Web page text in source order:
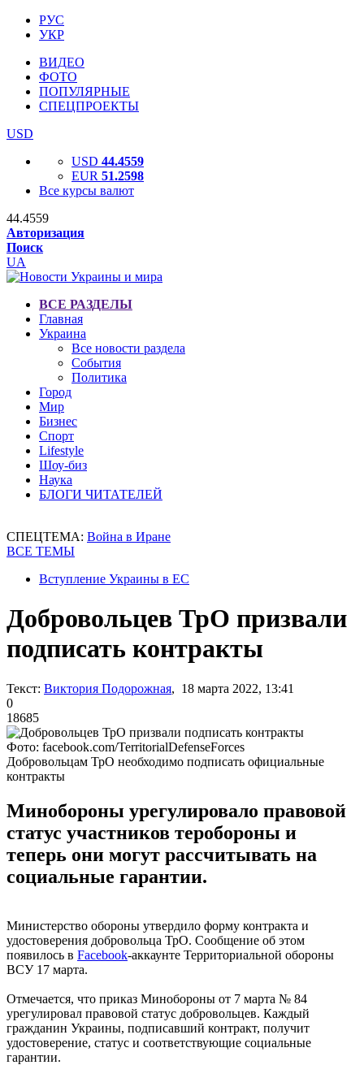
РУС
УКР
ВИДЕО
ФОТО
ПОПУЛЯРНЫЕ
СПЕЦПРОЕКТЫ
USD
USD 44.4559
EUR 51.2598
Все курсы валют
44.4559
Авторизация
Поиск
UA
ВСЕ РАЗДЕЛЫ
Главная
Украина
Все новости раздела
События
Политика
Город
Мир
Бизнес
Спорт
Lifestyle
Шоу-биз
Наука
БЛОГИ ЧИТАТЕЛЕЙ
СПЕЦТЕМА: Война в Иране
ВСЕ ТЕМЫ
Вступление Украины в ЕС
Добровольцев ТрО призвали
подписать контракты
Текст: Виктория Подорожная, 18 марта 2022, 13:41
0
18685
Фото: facebook.com/TerritorialDefenseForces
Добровольцам ТрО необходимо подписать официальные
контракты
Минобороны урегулировало правовой
статус участников теробороны и
теперь они могут рассчитывать на
социальные гарантии.
Министерство обороны утвердило форму контракта и
удостоверения добровольца ТрО. Сообщение об этом
появилось в Facebook-аккаунте Территориальной обороны
ВСУ 17 марта.
Отмечается, что приказ Минобороны от 7 марта № 84
урегулировал правовой статус добровольцев. Каждый
гражданин Украины, подписавший контракт, получит
удостоверение, статус и соответствующие социальные
гарантии.